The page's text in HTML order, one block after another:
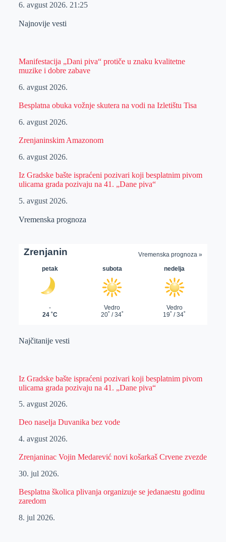
6. avgust 2026. 21:25
Najnovije vesti
Manifestacija „Dani piva“ protiče u znaku kvalitetne
muzike i dobre zabave
6. avgust 2026.
Besplatna obuka vožnje skutera na vodi na Izletištu Tisa
6. avgust 2026.
Zrenjaninskim Amazonom
6. avgust 2026.
Iz Gradske bašte ispraćeni pozivari koji besplatnim pivom
ulicama grada pozivaju na 41. „Dane piva“
5. avgust 2026.
Vremenska prognoza
Najčitanije vesti
Iz Gradske bašte ispraćeni pozivari koji besplatnim pivom
ulicama grada pozivaju na 41. „Dane piva“
5. avgust 2026.
Deo naselja Duvanika bez vode
4. avgust 2026.
Zrenjaninac Vojin Medarević novi košarkaš Crvene zvezde
30. jul 2026.
Besplatna školica plivanja organizuje se jedanaestu godinu
zaredom
8. jul 2026.